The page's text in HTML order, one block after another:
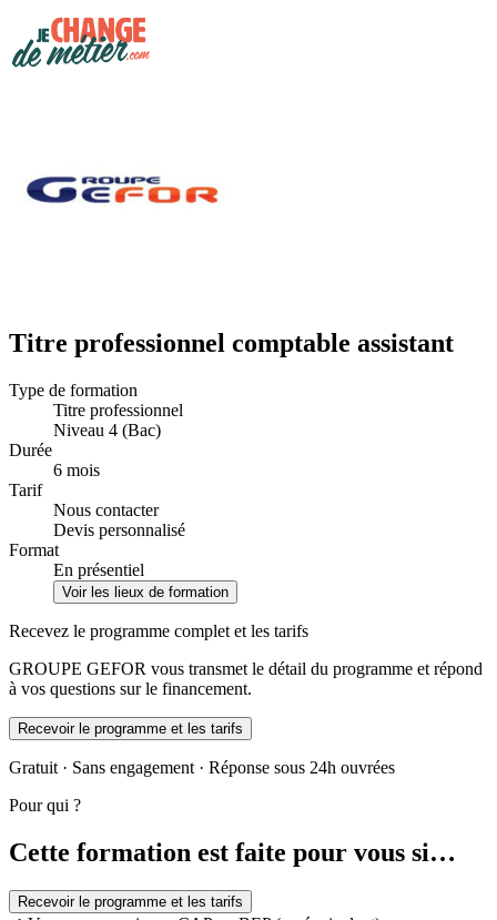
Titre professionnel comptable assistant
Type de formation
Titre professionnel
Niveau 4 (Bac)
Durée
6 mois
Tarif
Nous contacter
Devis personnalisé
Format
En présentiel
Voir les lieux de formation
Recevez le programme complet et les tarifs
GROUPE GEFOR vous transmet le détail du programme et répond
à vos questions sur le financement.
Recevoir le programme et les tarifs
Gratuit · Sans engagement · Réponse sous 24h ouvrées
Pour qui ?
Cette formation est faite pour vous si…
Recevoir le programme et les tarifs